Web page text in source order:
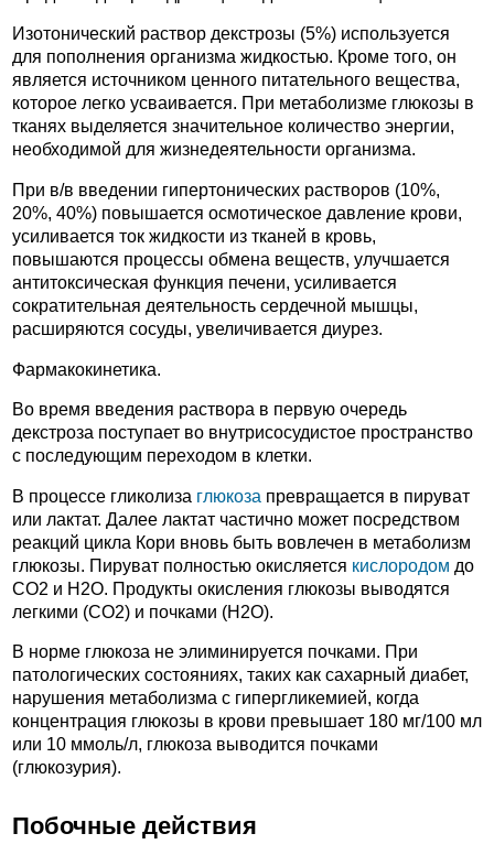
Изотонический раствор декстрозы (5%) используется
для пополнения организма жидкостью. Кроме того, он
является источником ценного питательного вещества,
которое легко усваивается. При метаболизме глюкозы в
тканях выделяется значительное количество энергии,
необходимой для жизнедеятельности организма.
При в/в введении гипертонических растворов (10%,
20%, 40%) повышается осмотическое давление крови,
усиливается ток жидкости из тканей в кровь,
повышаются процессы обмена веществ, улучшается
антитоксическая функция печени, усиливается
сократительная деятельность сердечной мышцы,
расширяются сосуды, увеличивается диурез.
Фармакокинетика.
Во время введения раствора в первую очередь
декстроза поступает во внутрисосудистое пространство
с последующим переходом в клетки.
В процессе гликолиза глюкоза превращается в пируват
или лактат. Далее лактат частично может посредством
реакций цикла Кори вновь быть вовлечен в метаболизм
глюкозы. Пируват полностью окисляется кислородом до
CO2 и H2O. Продукты окисления глюкозы выводятся
легкими (CO2) и почками (H2O).
В норме глюкоза не элиминируется почками. При
патологических состояниях, таких как сахарный диабет,
нарушения метаболизма с гипергликемией, когда
концентрация глюкозы в крови превышает 180 мг/100 мл
или 10 ммоль/л, глюкоза выводится почками
(глюкозурия).
Побочные действия